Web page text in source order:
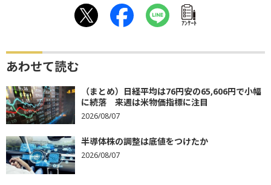
ｱﾝｹｰﾄ
あわせて読む
（まとめ）日経平均は76円安の65,606円で小幅
に続落 来週は米物価指標に注目
2026/08/07
半導体株の調整は底値をつけたか
2026/08/07